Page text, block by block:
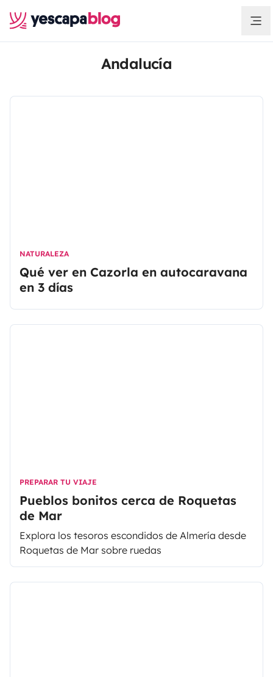
Andalucía
NATURALEZA
Qué ver en Cazorla en autocaravana
en 3 días
PREPARAR TU VIAJE
Pueblos bonitos cerca de Roquetas
de Mar
Explora los tesoros escondidos de Almería desde
Roquetas de Mar sobre ruedas